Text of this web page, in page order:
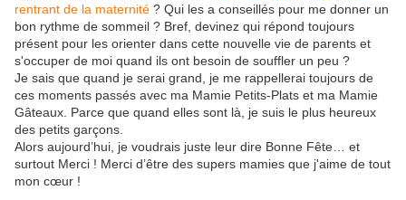
rentrant de la maternité ? Qui les a conseillés pour me donner un
bon rythme de sommeil ? Bref, devinez qui répond toujours
présent pour les orienter dans cette nouvelle vie de parents et
s'occuper de moi quand ils ont besoin de souffler un peu ?
Je sais que quand je serai grand, je me rappellerai toujours de
ces moments passés avec ma Mamie Petits-Plats et ma Mamie
Gâteaux. Parce que quand elles sont là, je suis le plus heureux
des petits garçons.
Alors aujourd’hui, je voudrais juste leur dire Bonne Fête… et
surtout Merci ! Merci d’être des supers mamies que j'aime de tout
mon cœur !